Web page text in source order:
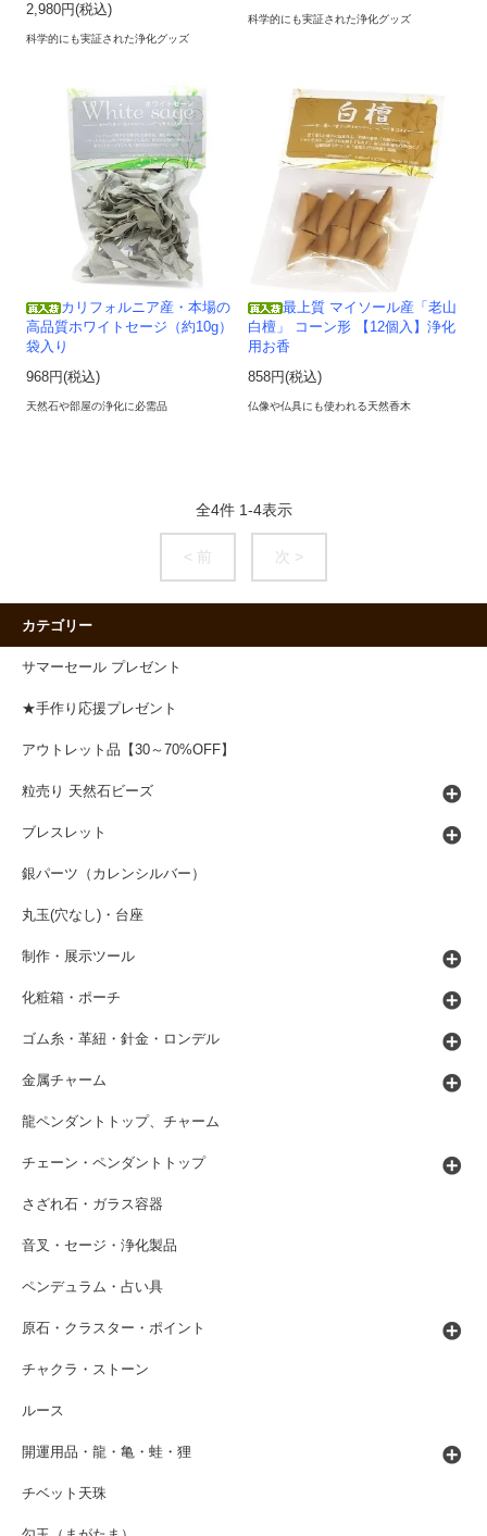
2,980円(税込)
科学的にも実証された浄化グッズ
科学的にも実証された浄化グッズ
カリフォルニア産・本場の
高品質ホワイトセージ（約10g）
袋入り
968円(税込)
天然石や部屋の浄化に必需品
最上質 マイソール産「老山
白檀」 コーン形 【12個入】浄化
用お香
858円(税込)
仏像や仏具にも使われる天然香木
全4件 1-4表示
< 前 次 >
カテゴリー
サマーセール プレゼント
★手作り応援プレゼント
アウトレット品【30～70%OFF】
粒売り 天然石ビーズ
ブレスレット
銀パーツ（カレンシルバー）
丸玉(穴なし)・台座
制作・展示ツール
化粧箱・ポーチ
ゴム糸・革紐・針金・ロンデル
金属チャーム
龍ペンダントトップ、チャーム
チェーン・ペンダントトップ
さざれ石・ガラス容器
音叉・セージ・浄化製品
ペンデュラム・占い具
原石・クラスター・ポイント
チャクラ・ストーン
ルース
開運用品・龍・亀・蛙・狸
チベット天珠